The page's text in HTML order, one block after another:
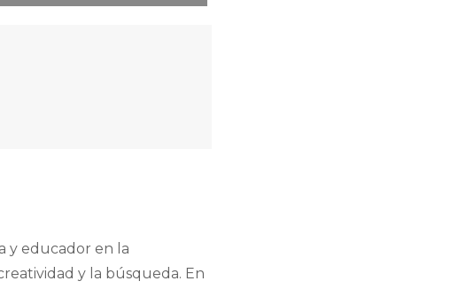
y educador en la
y la búsqueda. En